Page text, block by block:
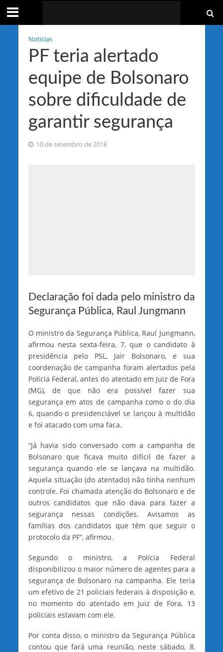
Noticias
PF teria alertado
equipe de Bolsonaro
sobre dificuldade de
garantir segurança
10 de setembro de 2018
Declaração foi dada pelo ministro da
Segurança Pública, Raul Jungmann
O ministro da Segurança Pública, Raul Jungmann,
afirmou nesta sexta-feira, 7, que o candidato à
presidência pelo PSL, Jair Bolsonaro, e sua
coordenação de campanha foram alertados pela
Polícia Federal, antes do atentado em Juiz de Fora
(MG), de que não era possível fazer sua
segurança em atos de campanha como o do dia
6, quando o presidenciável se lançou à multidão
e foi atacado com uma faca.
“Já havia sido conversado com a campanha de
Bolsonaro que ficava muito difícil de fazer a
segurança quando ele se lançava na multidão.
Aquela situação (do atentado) não tinha nenhum
controle. Foi chamada atenção do Bolsonaro e de
outros candidatos que não dava para fazer a
segurança nessas condições. Avisamos as
famílias dos candidatos que têm que seguir o
protocolo da PF”, afirmou.
Segundo o ministro, a Polícia Federal
disponibilizou o maior número de agentes para a
segurança de Bolsonaro na campanha. Ele teria
um efetivo de 21 policiais federais à disposição e,
no momento do atentado em Juiz de Fora, 13
policiais estavam com ele.
Por conta disso, o ministro da Segurança Pública
contou que fará uma reunião, neste sábado, 8,